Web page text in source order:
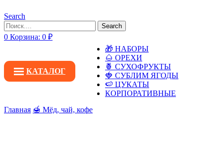
Search
Search
0 Корзина: 0 ₽
КАТАЛОГ
🎁 НАБОРЫ
🌰 ОРЕХИ
🍍 СУХОФРУКТЫ
🍓 СУБЛИМ ЯГОДЫ
🍉 ЦУКАТЫ
КОРПОРАТИВНЫЕ
Главная 🍯 Мёд, чай, кофе